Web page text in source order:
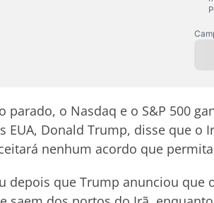
parado, o Nasdaq e o S&P 500
EUA, Donald Trump, disse que o
nenhum acordo que
depois que Trump anunciou